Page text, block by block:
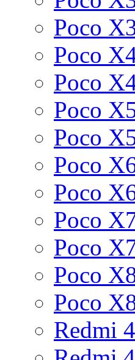
Poco
Poco
Poco
Poco
Poco
Poco
Poco
Poco
Poco
Poco
Poco
Redmi